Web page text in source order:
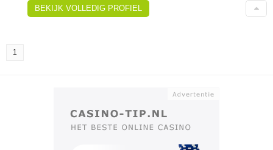
BEKIJK VOLLEDIG PROFIEL
1